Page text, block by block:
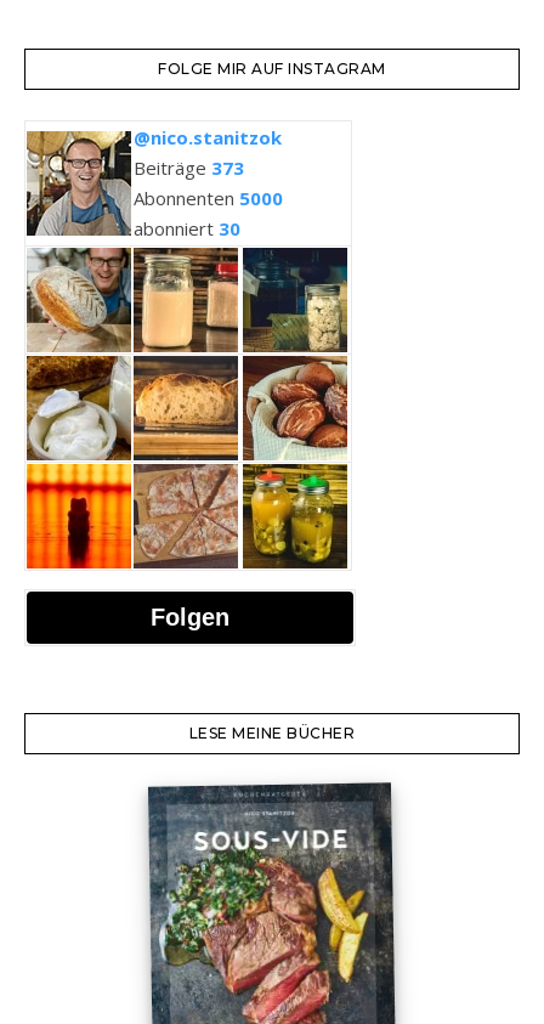
LESE MEINE BÜCHER
FOLGE MIR AUF INSTAGRAM
@nico.stanitzok
Beiträge 373
Abonnenten 5000
abonniert 30
Folgen